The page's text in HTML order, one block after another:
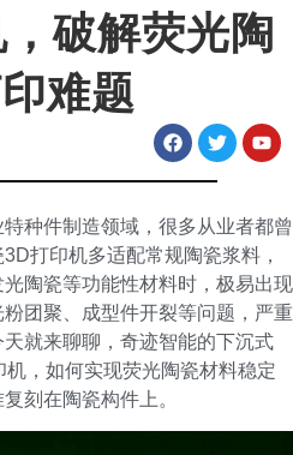
破解荧光陶
难题
种件制造领域，很多从业者都曾
打印机多适配常规陶瓷浆料，
陶瓷等功能性材料时，极易出现
团聚、成型件开裂等问题，严重
就来聊聊，奇迹智能的下沉式
，如何实现荧光陶瓷材料稳定
刻在陶瓷构件上。